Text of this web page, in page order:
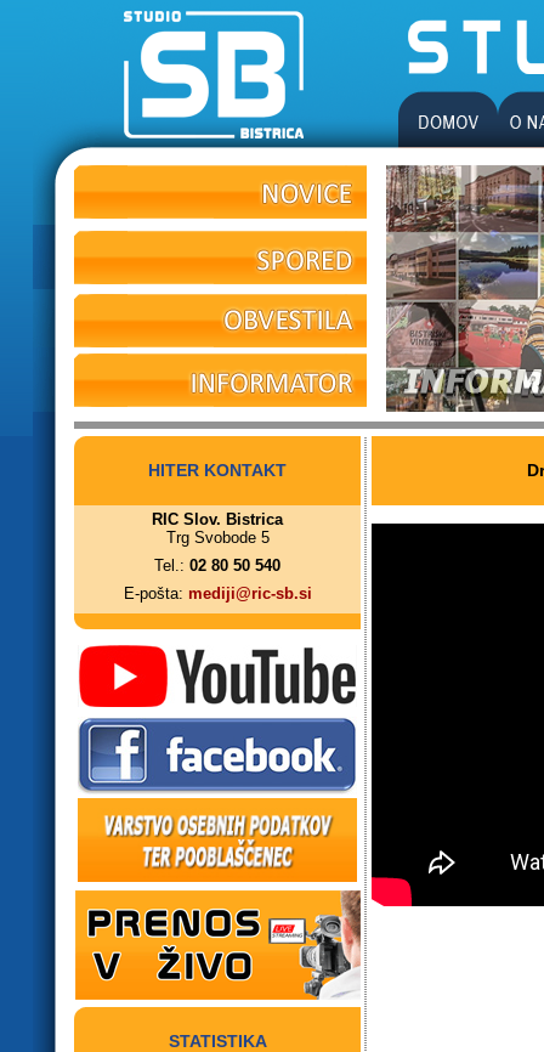
HITER KONTAKT
RIC Slov. Bistrica
Trg Svobode 5
Tel.: 02 80 50 540
E-pošta: mediji@ric-sb.si
STATISTIKA